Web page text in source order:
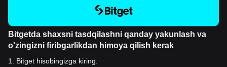
Bitgetda shaxsni tasdqilashni qanday yakunlash va
o'zingizni firibgarlikdan himoya qilish kerak
1
Bitget hisobingizga kiring.